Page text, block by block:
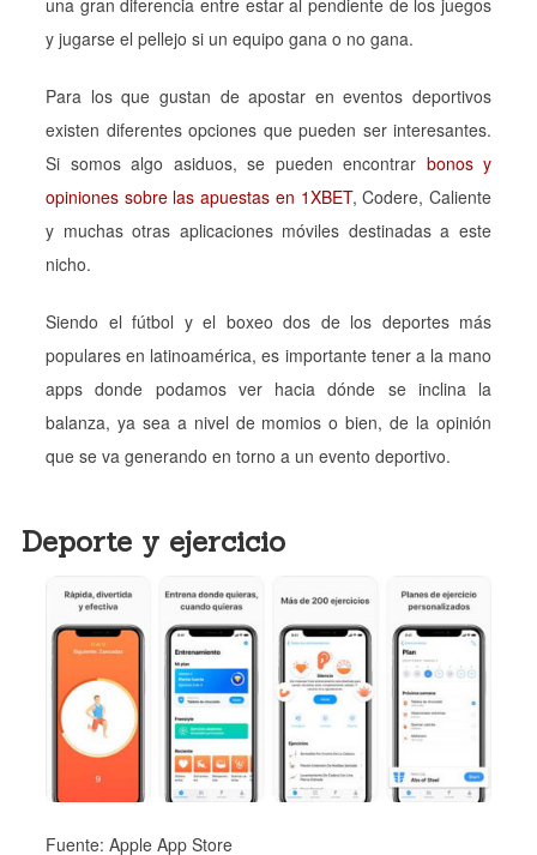
una gran diferencia entre estar al pendiente de los juegos
y jugarse el pellejo si un equipo gana o no gana.
Para los que gustan de apostar en eventos deportivos
existen diferentes opciones que pueden ser interesantes.
Si somos algo asiduos, se pueden encontrar bonos y
opiniones sobre las apuestas en 1XBET, Codere, Caliente
y muchas otras aplicaciones móviles destinadas a este
nicho.
Siendo el fútbol y el boxeo dos de los deportes más
populares en latinoamérica, es importante tener a la mano
apps donde podamos ver hacia dónde se inclina la
balanza, ya sea a nivel de momios o bien, de la opinión
que se va generando en torno a un evento deportivo.
Deporte y ejercicio
Fuente: Apple App Store